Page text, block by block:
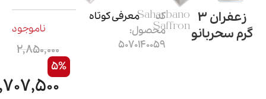
زعفران 3
گرم سحربانو
Saharbano
Saffron
کد
محصول:
5070140059
معرفی کوتاه
ناموجود
5%
2,850,000